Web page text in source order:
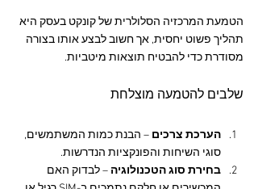
הטמעת המרכזיה הסלולרית של קונקט בעסק היא
תהליך פשוט יחסית, אך חשוב לבצע אותו בצורה
מסודרת כדי להבטיח תוצאות מיטביות.
שלבים להטמעה מוצלחת
הערכת צרכים – הבנת כמות המשתמשים,
סוגי השיחות והפונקציות הנדרשות.
בחירת סוג הטכנולוגיה – לבדוק האם